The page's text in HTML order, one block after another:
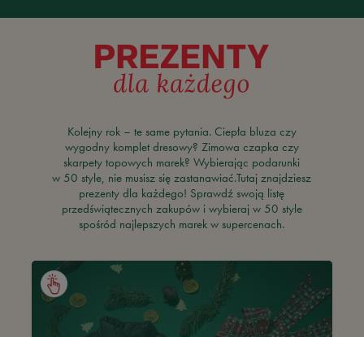
Kolejny rok – te same pytania. Ciepła bluza czy
wygodny komplet dresowy? Zimowa czapka czy
skarpety topowych marek? Wybierając podarunki
w 50 style, nie musisz się zastanawiać.Tutaj znajdziesz
prezenty dla każdego! Sprawdź swoją listę
przedświątecznych zakupów i wybieraj w 50 style
spośród najlepszych marek w supercenach.